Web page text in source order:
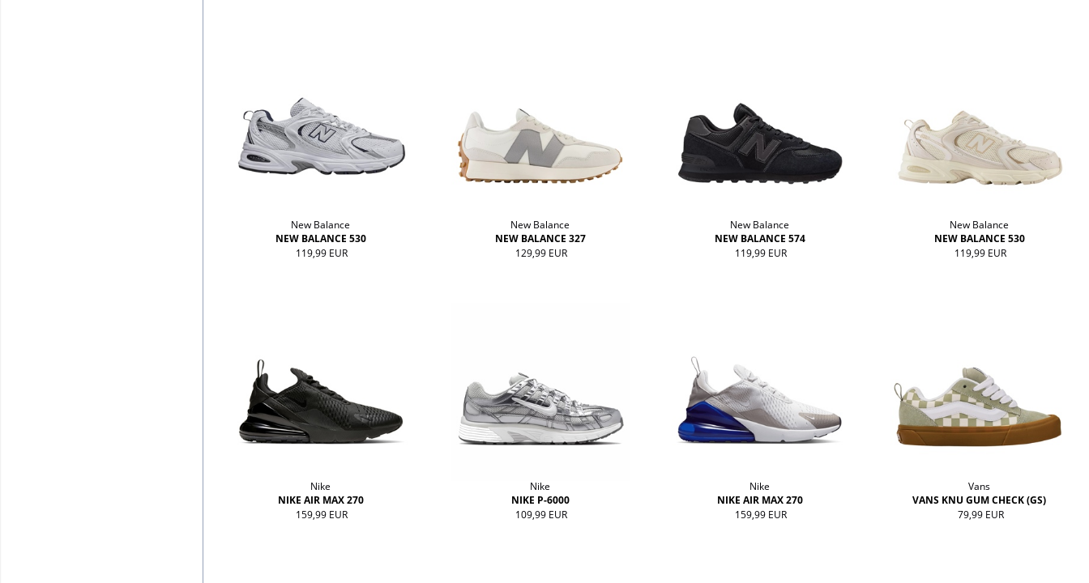
New Balance
NEW BALANCE 530
119,99 EUR
New Balance
NEW BALANCE 327
129,99 EUR
New Balance
NEW BALANCE 574
119,99 EUR
New Balance
NEW BALANCE 530
119,99 EUR
Nike
NIKE AIR MAX 270
159,99 EUR
Nike
NIKE P-6000
109,99 EUR
Nike
NIKE AIR MAX 270
159,99 EUR
Vans
VANS KNU GUM CHECK (GS)
79,99 EUR